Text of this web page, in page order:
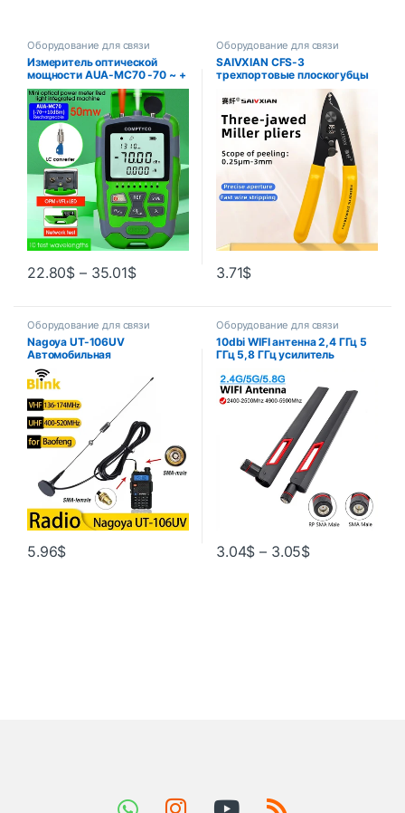
Оборудование для связи
Измеритель оптической
мощности AUA-MC70 -70 ~ +
10 дБм 4 в 1
Многофункциональный
тестер оптоволоконного
сетевого кабеля OPM VFL 1-
50 МВт (опция)
22.80$ – 35.01$
Оборудование для связи
SAIVXIAN CFS-3
трехпортовые плоскогубцы
для зачистки оптического
волокна, инструменты для
зачистки проводов FTTH,
плоскогубцы для зачистки
оптического волокна,
инструмент
3.71$
Оборудование для связи
Nagoya UT-106UV
Автомобильная
радиолюбительская
магнитная антенна VHF/UHF
двухдиапазонная SMA-мама
для Baofeng BF-888S UV-
5R/9R/10R/82 Walkie Talkie
5.96$
Оборудование для связи
10dbi WIFI антенна 2,4 ГГц 5
ГГц 5,8 ГГц усилитель
мужская универсальная
антенна Wi-Fi для усилителя
WLAN маршрутизатора
3.04$ – 3.05$